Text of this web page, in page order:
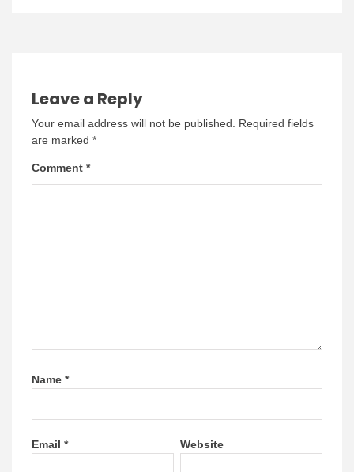
Leave a Reply
Your email address will not be published.
Required fields
are marked *
Comment *
Name *
Email * Website